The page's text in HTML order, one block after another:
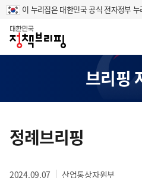
이 누리집은 대한민국 공식 전자정부
홈
브리핑
텐
츠정례브리핑
2024.09.07 산업통상자원부